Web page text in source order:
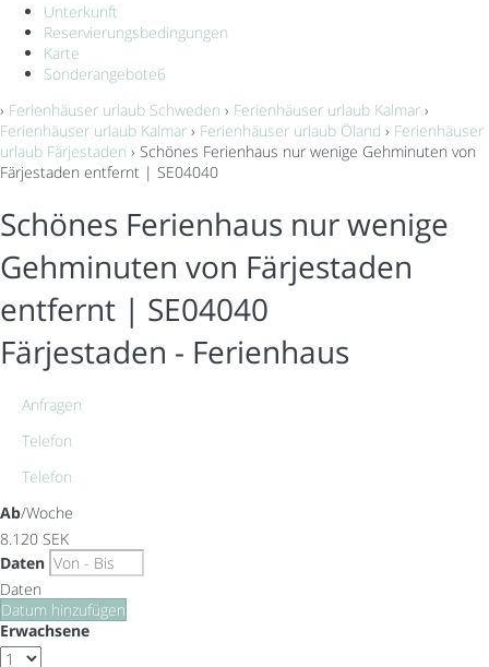
Unterkunft
Reservierungsbedingungen
Karte
Sonderangebote6
› Ferienhäuser urlaub Schweden › Ferienhäuser urlaub Kalmar ›
Ferienhäuser urlaub Kalmar › Ferienhäuser urlaub Öland › Ferienhäuser
urlaub Färjestaden › Schönes Ferienhaus nur wenige Gehminuten von
Färjestaden entfernt | SE04040
Schönes Ferienhaus nur wenige
Gehminuten von Färjestaden
entfernt | SE04040
Färjestaden - Ferienhaus
Anfragen
Telefon
Telefon
Ab/Woche
8.120 SEK
Daten
Daten
Datum hinzufügen
Erwachsene